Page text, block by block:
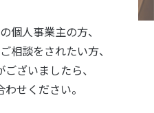
個人事業主の方、
相談をされたい方、
ざいましたら、
せください。